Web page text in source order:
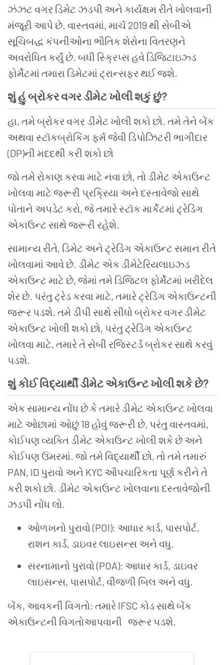
ઝંઝટ વગર ડિમેટ ઝડપી અને કાર્યક્ષમ રીતેખોલવાની
મંજૂરી આપે છે. વાસ્તવમાં, માર્ચ2019 થી સેબીએ
સૂચિબદ્ધ કંપનીઓના ભૌતિકશેરોના વિતરણને
અવરોધિતકર્યું છે. બધી સ્ક્રિપ્સહવે ડિજિટાઇઝ્ડ
ફોર્મેટમાં તમારા ડિમેટમાં ટ્રાન્સફરથઈજશે.
શુંહું બ્રોકરવગરડીમેટખોલીશકુંછું?
હા, તમેબ્રોકરવગર ડીમેટ ખોલી શકો છો. તમેતેને બેંક
અથવા સ્ટૉકબ્રોકિંગ ફર્મજેવી ડિપોઝિટરી ભાગીદાર
(DP)ની મદદથી કરી શકો છો
જો તમે રોકાણકરવા માટે નવા છો, તો ડીમેટ એકાઉન્ટ
ખોલવા માટે જરૂરી પ્રક્રિયા અને દસ્તાવેજો સાથે
પોતાને અપડેટ કરો, જેતમારે સ્ટૉકમાર્કેટમાં ટ્રેડિંગ
એકાઉન્ટ સાથેજરૂરી રહેશે.
સામાન્ય રીતે, ડિમેટ અને ટ્રેડિંગ એકાઉન્ટ સમાન રીતે
ખોલવામાં આવે છે. ડીમેટ એક ડીમેટેરિયલાઇઝ્ડ
એકાઉન્ટ માટે છે, જેમાં તમે ડિજિટલફોર્મેટમાં ખરીદેલ
શેર છે. પરંતુટ્રેડકરવા માટે, તમારેટ્રેડિંગ એકાઉન્ટની
જરૂર પડશે. તમે ડીપી સાથે સીધો બ્રોકરવગર ડીમેટ
એકાઉન્ટ ખોલી શકો છો, પરંતુટ્રેડિંગ એકાઉન્ટ
ખોલવા માટે, તમારેતે સેબી રજિસ્ટર્ડબ્રોકર સાથેકરવું
પડશે.
શુંકોઈવિદ્યાર્થીડીમેટએકાઉન્ટખોલીશકેછે?
એક સામાન્યનોંધ છેકેતમારે ડીમેટ એકાઉન્ટ ખોલવા
માટે ઓછામાં ઓછું 18 હોવુંજરૂરી છે, પરંતુવાસ્તવમાં,
કોઈપણવ્યક્તિ ડીમેટ એકાઉન્ટ ખોલી શકે છે અને
કોઈપણઉંમરમાં. જો તમે વિદ્યાર્થી છો, તો તમેતમારું
PAN, ID પુરાવો અને KYC ઔપચારિકતા પૂર્ણકરીને તે
કરી શકો છો. ડીમેટ એકાઉન્ટ ખોલવાના દસ્તાવેજોની
ઝડપી નોંધ લો.
ઓળખનો પુરાવો(POI): આધારકાર્ડ, પાસપોર્ટ,
રાશન કાર્ડ, ડાઇવરલાઇસન્સ અને વધુ.
સરનામાનો પુરાવો(POA): આધારકાર્ડ, ડાઇવર
લાઇસન્સ, પાસપોર્ટ, વીજળી બિલ અને વધુ.
બેંક, આવકની વિગતો: તમારે IFSC કોડ સાથેબેંક
એકાઉન્ટની વિગતોઆપવાની જરૂર પડશે.